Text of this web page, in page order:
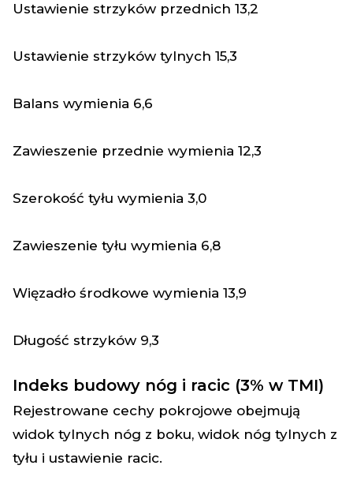
Ustawienie strzyków przednich 13,2
Ustawienie strzyków tylnych 15,3
Balans wymienia 6,6
Zawieszenie przednie wymienia 12,3
Szerokość tyłu wymienia 3,0
Zawieszenie tyłu wymienia 6,8
Więzadło środkowe wymienia 13,9
Długość strzyków 9,3
Indeks budowy nóg i racic (3% w TMI)
Rejestrowane cechy pokrojowe obejmują
widok tylnych nóg z boku, widok nóg tylnych z
tyłu i ustawienie racic.